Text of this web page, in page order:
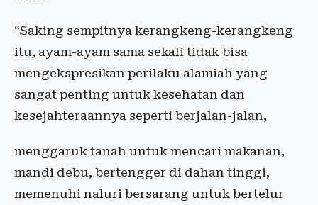
“Saking sempitnya kerangkeng-kerangkeng
itu, ayam-ayam sama sekali tidak bisa
mengekspresikan perilaku alamiah yang
sangat penting untuk kesehatan dan
kesejahteraannya seperti berjalan-jalan,
menggaruk tanah untuk mencari makanan,
mandi debu, bertengger di dahan tinggi,
memenuhi naluri bersarang untuk bertelur